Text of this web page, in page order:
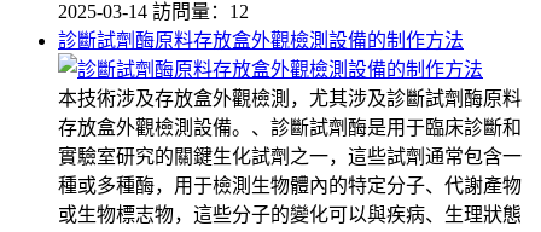
2025-03-14 訪問量：12
診斷試劑酶原料存放盒外觀檢測設備的制作方法
本技術涉及存放盒外觀檢測，尤其涉及診斷試劑酶原料
存放盒外觀檢測設備。、診斷試劑酶是用于臨床診斷和
實驗室研究的關鍵生化試劑之一，這些試劑通常包含一
種或多種酶，用于檢測生物體內的特定分子、代謝產物
或生物標志物，這些分子的變化可以與疾病、生理狀態